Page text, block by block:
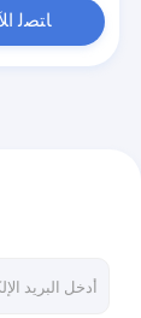
حالات
حلقات
غلاف
اللياقة
ﺎﺘﺼﻟ